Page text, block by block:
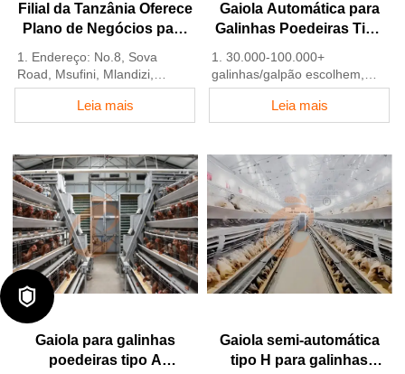
Filial da Tanzânia Oferece
Plano de Negócios para
Equipamentos para
Fazenda Avícola
1. Endereço: No.8, Sova
Road, Msufini, Mlandizi,
Kibaha, Pwani, Tanzânia
2. Fábrica de equipamentos
para aviários e gaiolas para
3. Personalizado para aviários
na Tanzânia
4. Qualidade e design
baseados no padrão europeu
5. Atendimento online 24
horas Whatsapp NO. :
+8618830120193
Leia mais
Gaiola Automática para
Galinhas Poedeiras Tipo
1. 30.000-100.000+
galinhas/galpão escolhem,
Avicultores podem alcançar
uma taxa de postura de 96-
98%
em relação aos 85-90%
normalmente vistos em
sistemas manuais
3. Um aviário típico pode
esperar uma redução de 30-
40% nos custos de mão de
obra devido à automação
4. Cada linha de alimentação
fornece ração eficientemente
galinhas a cada 30 minutos
5. Número de Recepção
/WhatsApp: +8618830120193
Leia mais
Gaiola para galinhas
poedeiras tipo A
Gaiola semi-automática
tipo H para galinhas
